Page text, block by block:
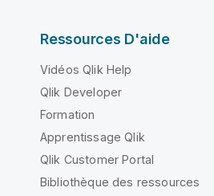
Ressources D'aide
Vidéos Qlik Help
Qlik Developer
Formation
Apprentissage Qlik
Qlik Customer Portal
Bibliothèque des ressources